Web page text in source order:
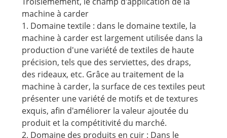
machine à carder
1. Domaine textile : dans le domaine textile, la
machine à carder est largement utilisée dans la
production d'une variété de textiles de haute
précision, tels que des serviettes, des draps,
des rideaux, etc. Grâce au traitement de la
machine à carder, la surface de ces textiles peut
présenter une variété de motifs et de textures
exquis, afin d'améliorer la valeur ajoutée du
produit et la compétitivité du marché.
2. Domaine des produits en cuir : Dans le